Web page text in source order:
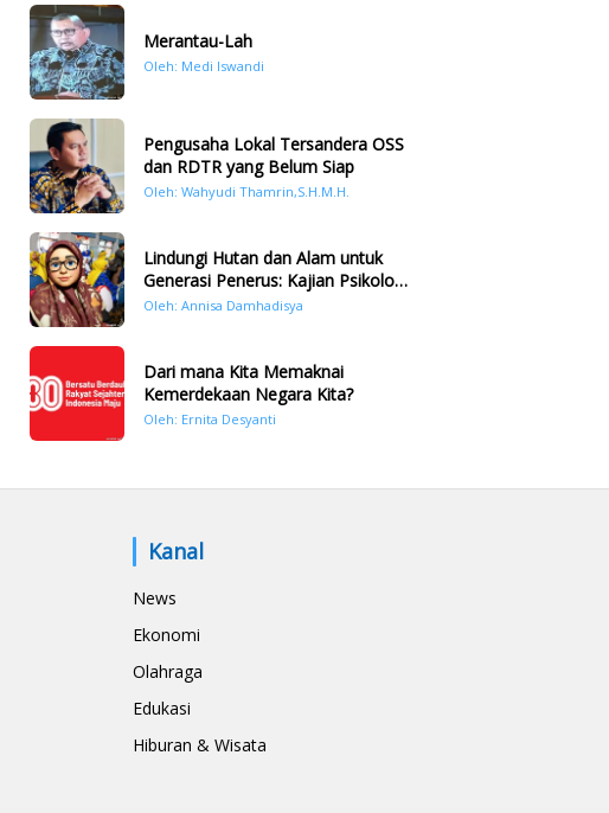
Merantau-Lah
Oleh: Medi Iswandi
Pengusaha Lokal Tersandera OSS
dan RDTR yang Belum Siap
Oleh: Wahyudi Thamrin,S.H.M.H.
Lindungi Hutan dan Alam untuk
Generasi Penerus: Kajian Psikologi
Bencana Hidrometeorologi di
Oleh: Annisa Damhadisya
Dari mana Kita Memaknai
Kemerdekaan Negara Kita?
Oleh: Ernita Desyanti
Kanal
News
Ekonomi
Olahraga
Edukasi
Hiburan & Wisata